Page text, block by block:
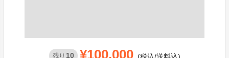
残り 10 ¥100,000